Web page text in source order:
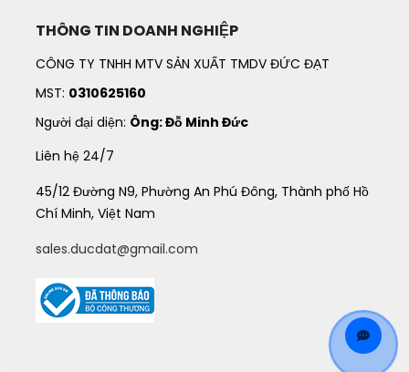
THÔNG TIN DOANH NGHIỆP
CÔNG TY TNHH MTV SẢN XUẤT TMDV ĐỨC ĐẠT
MST: 0310625160
Người đại diện: Ông: Đỗ Minh Đức
Liên hệ 24/7
45/12 Đường N9, Phường An Phú Đông, Thành phố Hồ
Chí Minh, Việt Nam
sales.ducdat@gmail.com